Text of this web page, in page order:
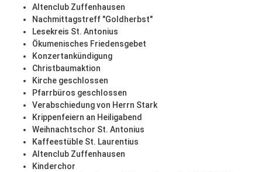
Altenclub Zuffenhausen
Nachmittagstreff "Goldherbst"
Lesekreis St. Antonius
Ökumenisches Friedensgebet
Konzertankündigung
Christbaumaktion
Kirche geschlossen
Pfarrbüros geschlossen
Verabschiedung von Herrn Stark
Krippenfeiern an Heiligabend
Weihnachtschor St. Antonius
Kaffeestüble St. Laurentius
Altenclub Zuffenhausen
Kinderchor